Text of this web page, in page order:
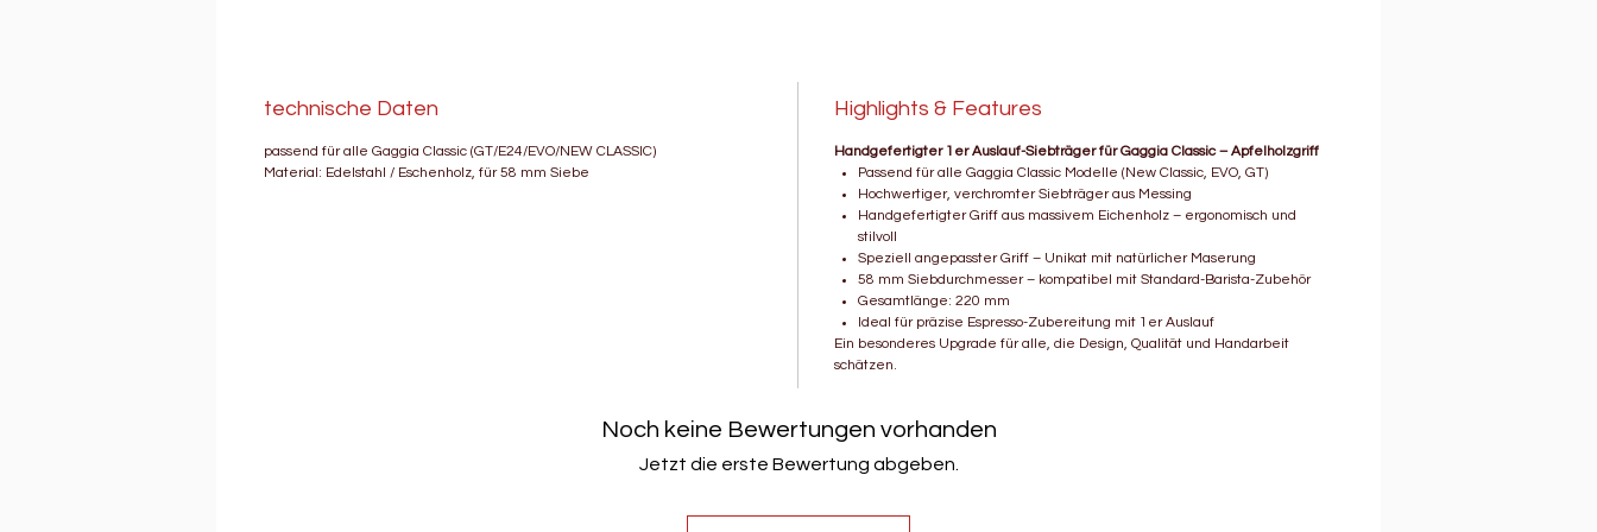
Modelle
✔️ Standardgröße: 58 mm
Siebdurchmesser, 220 mm
Gesamtlänge
✔️ Für perfekten Espresso mit 1er
Auslauf
Ob als hochwertiges Upgrade für Ihre
Maschine oder als Geschenk für einen
echten Kaffee-Enthusiasten – dieser
technische Daten
passend für alle Gaggia Classic (GT/E24/EVO/NEW CLASSIC)
Material: Edelstahl / Eschenholz, für 58 mm Siebe
Highlights & Features
Handgefertigter 1er Auslauf-Siebträger für Gaggia Classic – Apfelholzgriff
Passend für alle Gaggia Classic Modelle (New Classic, EVO, GT)
Hochwertiger, verchromter Siebträger aus Messing
Handgefertigter Griff aus massivem Eichenholz – ergonomisch und
stilvoll
Speziell angepasster Griff – Unikat mit natürlicher Maserung
58 mm Siebdurchmesser – kompatibel mit Standard-Barista-Zubehör
Gesamtlänge: 220 mm
Ideal für präzise Espresso-Zubereitung mit 1er Auslauf
Ein besonderes Upgrade für alle, die Design, Qualität und Handarbeit
schätzen.
Noch keine Bewertungen vorhanden
Jetzt die erste Bewertung abgeben.